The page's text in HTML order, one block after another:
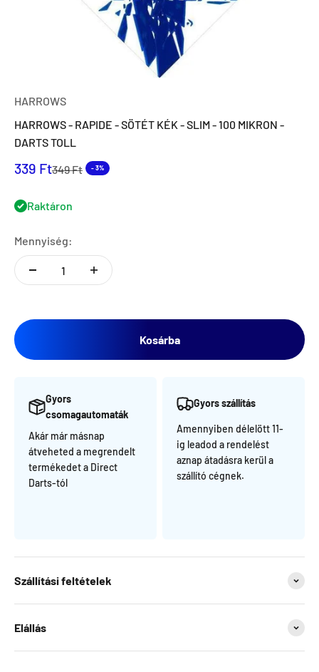
HARROWS
HARROWS - RAPIDE - SÖTÉT KÉK - SLIM - 100 MIKRON -
DARTS TOLL
Eladási ár
339 FtNormál ár
349 Ft - 3%
Raktáron
Mennyiség:
Kosárba
Gyors
csomagautomaták
Akár már másnap
átveheted a megrendelt
termékedet a Direct
Darts-tól
Gyors szállítás
Amennyiben délelött 11-
ig leadod a rendelést
aznap átadásra kerül a
szállító cégnek.
Szállítási feltételek
Elállás